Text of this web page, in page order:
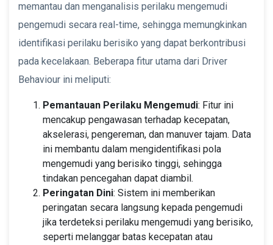
memantau dan menganalisis perilaku mengemudi
pengemudi secara real-time, sehingga memungkinkan
identifikasi perilaku berisiko yang dapat berkontribusi
pada kecelakaan. Beberapa fitur utama dari Driver
Behaviour ini meliputi:
Pemantauan Perilaku Mengemudi: Fitur ini
mencakup pengawasan terhadap kecepatan,
akselerasi, pengereman, dan manuver tajam. Data
ini membantu dalam mengidentifikasi pola
mengemudi yang berisiko tinggi, sehingga
tindakan pencegahan dapat diambil.
Peringatan Dini: Sistem ini memberikan
peringatan secara langsung kepada pengemudi
jika terdeteksi perilaku mengemudi yang berisiko,
seperti melanggar batas kecepatan atau